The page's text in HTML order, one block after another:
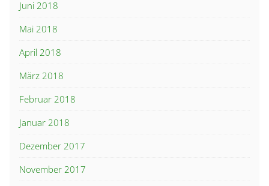
Juni 2018
Mai 2018
April 2018
März 2018
Februar 2018
Januar 2018
Dezember 2017
November 2017